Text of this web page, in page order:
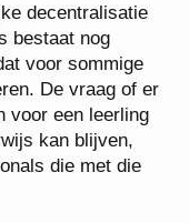
decentralisatie
bestaat nog
voor sommige
De vraag of er
voor een leerling
kan blijven,
die met die